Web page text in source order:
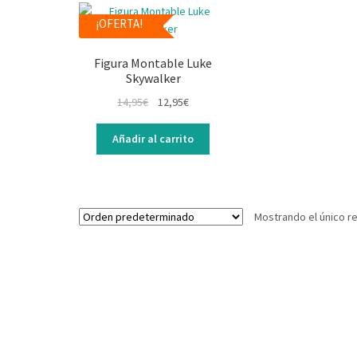
¡OFERTA!
Figura Montable Luke
Skywalker
14,95€ 12,95€
Añadir al carrito
Mostrando el único